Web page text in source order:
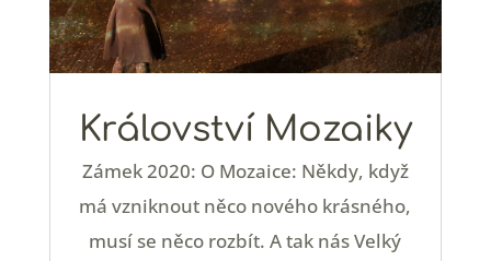
Království Mozaiky
Zámek 2020: O Mozaice: Někdy, když
má vzniknout něco nového krásného,
musí se něco rozbít. A tak nás Velký